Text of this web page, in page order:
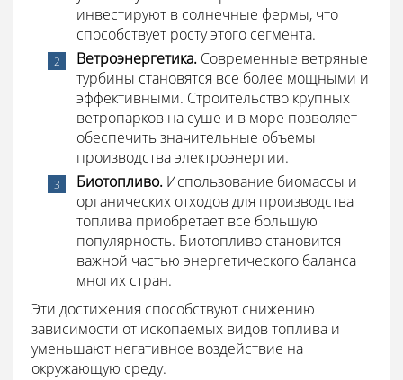
инвестируют в солнечные фермы, что
способствует росту этого сегмента.
Ветроэнергетика. Современные ветряные
турбины становятся все более мощными и
эффективными. Строительство крупных
ветропарков на суше и в море позволяет
обеспечить значительные объемы
производства электроэнергии.
Биотопливо. Использование биомассы и
органических отходов для производства
топлива приобретает все большую
популярность. Биотопливо становится
важной частью энергетического баланса
многих стран.
Эти достижения способствуют снижению
зависимости от ископаемых видов топлива и
уменьшают негативное воздействие на
окружающую среду.